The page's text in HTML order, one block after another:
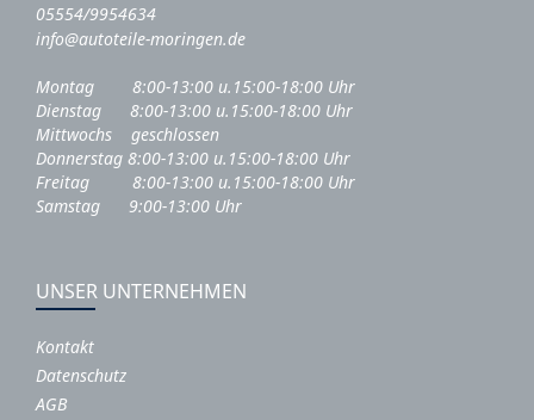
05554/9954634
info@autoteile-moringen.de
Montag 8:00-13:00 u.15:00-18:00 Uhr
Dienstag 8:00-13:00 u.15:00-18:00 Uhr
Mittwochs geschlossen
Donnerstag 8:00-13:00 u.15:00-18:00 Uhr
Freitag 8:00-13:00 u.15:00-18:00 Uhr
Samstag 9:00-13:00 Uhr
UNSER UNTERNEHMEN
Kontakt
Datenschutz
AGB